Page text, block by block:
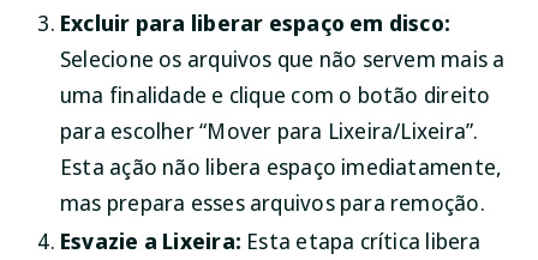
Excluir para liberar espaço em disco:
Selecione os arquivos que não servem mais a
uma finalidade e clique com o botão direito
para escolher “Mover para Lixeira/Lixeira”.
Esta ação não libera espaço imediatamente,
mas prepara esses arquivos para remoção.
Esvazie a Lixeira: Esta etapa crítica libera